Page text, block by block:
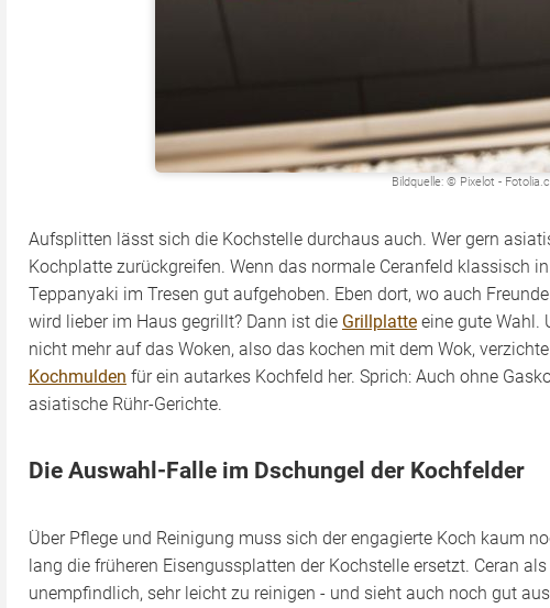
Bildquelle: © Pixelot -
Aufsplitten lässt sich die Kochstelle durchaus auch. Wer gern
Kochplatte zurückgreifen. Wenn das normale Ceranfeld klassisch
Teppanyaki im Tresen gut aufgehoben. Eben dort, wo auch
wird lieber im Haus gegrillt? Dann ist die Grillplatte eine gute Wahl.
nicht mehr auf das Woken, also das kochen mit dem Wok,
Kochmulden für ein autarkes Kochfeld her. Sprich: Auch ohne
asiatische Rühr-Gerichte.
Die Auswahl-Falle im Dschungel der Kochfelder
Über Pflege und Reinigung muss sich der engagierte Koch kaum
lang die früheren Eisengussplatten der Kochstelle ersetzt. Ceran
unempfindlich, sehr leicht zu reinigen - und sieht auch noch gut